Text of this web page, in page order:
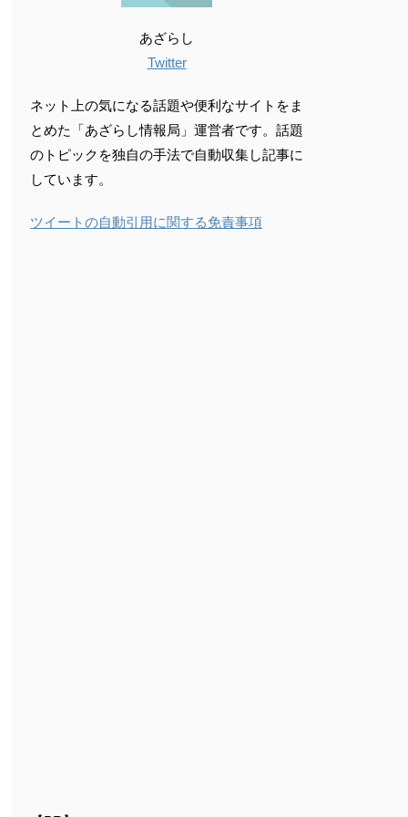
あざらし
Twitter
ネット上の気になる話題や便利なサイトをま
とめた「あざらし情報局」運営者です。話題
のトピックを独自の手法で自動収集し記事に
しています。
ツイートの自動引用に関する免責事項